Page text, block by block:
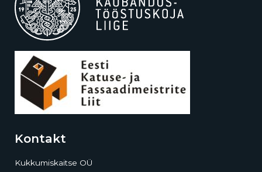
Kontakt
Kukkumiskaitse OÜ